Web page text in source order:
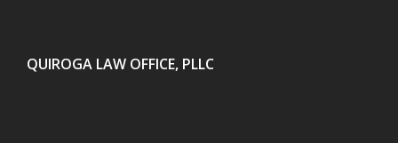
QUIROGA LAW OFFICE, PLLC